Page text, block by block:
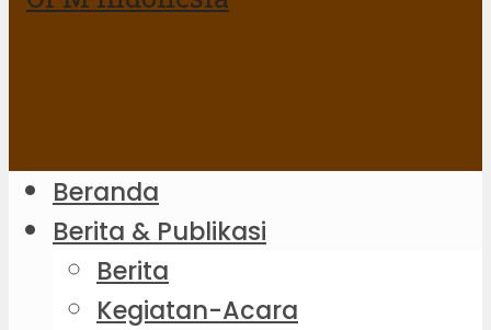
Beranda
Berita & Publikasi
Berita
Kegiatan-Acara